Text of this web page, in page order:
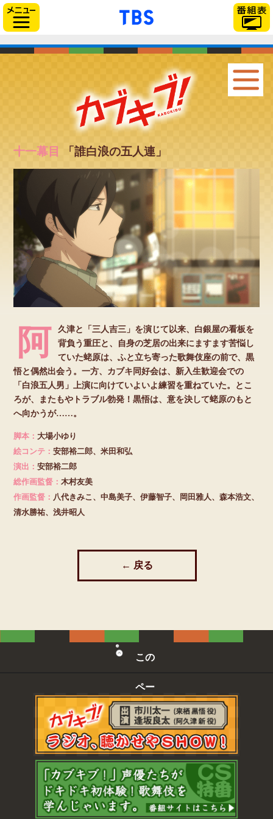
「TBSテレビ」トップ
十一幕目 「誰白浪の五人連」
阿久津と「三人吉三」を演じて以来、白銀屋の看板を
背負う重圧と、自身の芝居の出来にますます苦悩し
ていた蛯原は、ふと立ち寄った歌舞伎座の前で、黒
悟と偶然出会う。一方、カブキ同好会は、新入生歓迎会での
「白浪五人男」上演に向けていよいよ練習を重ねていた。とこ
ろが、またもやトラブル勃発！黒悟は、意を決して蛯原のもと
へ向かうが……。
脚本： 大場小ゆり
絵コンテ：安部裕二郎、米田和弘
演出：安部裕二郎
総作画監督：木村友美
作画監督： 八代きみこ、中島美子、伊藤智子、岡田雅人、森本浩文、
清水勝祐、浅井昭人
← 戻る
この
ペー
ジの
先頭
へ
// Can also be used with $(document).ready()